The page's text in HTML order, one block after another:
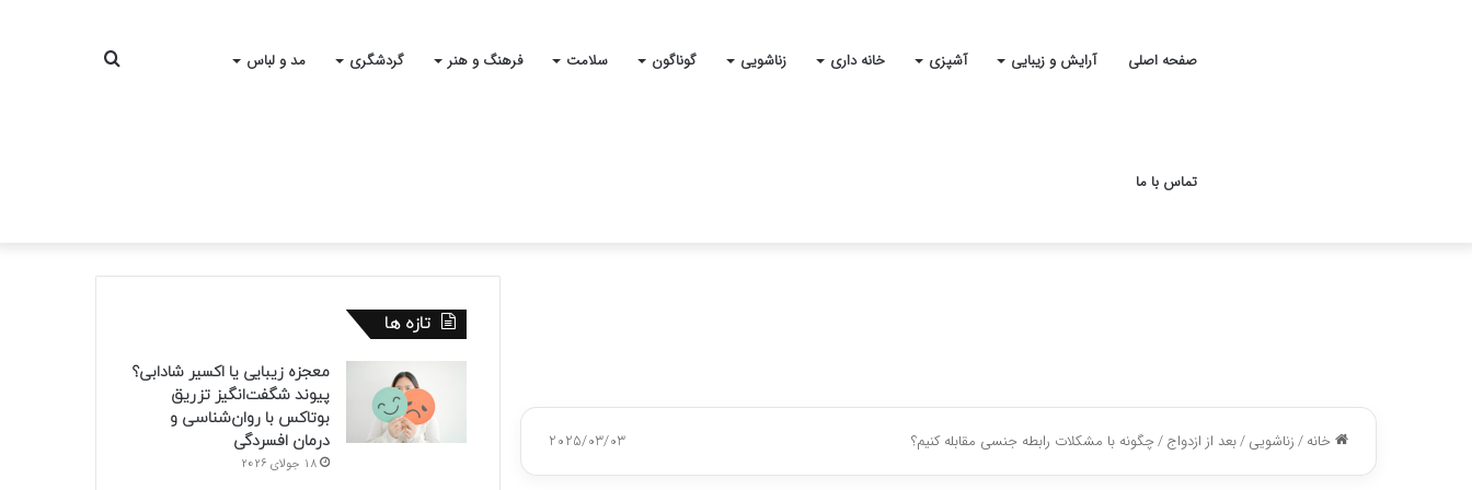
صفحه اصلی آرایش و زیبایی آشپزی خانه داری زناشویی گوناگون سلامت فرهنگ و هنر گردشگری مد و لباس
تماس با ما
جستجو
خانه/زناشویی/بعد از ازدواج/چگونه با مشکلات رابطه جنسی مقابله کنیم؟ 2025/03/03
تازه ها
معجزه زیبایی یا اکسیر شادابی؟
پیوند شگفت‌انگیز تزریق
بوتاکس با روان‌شناسی و
درمان افسردگی
18 جولای 2026